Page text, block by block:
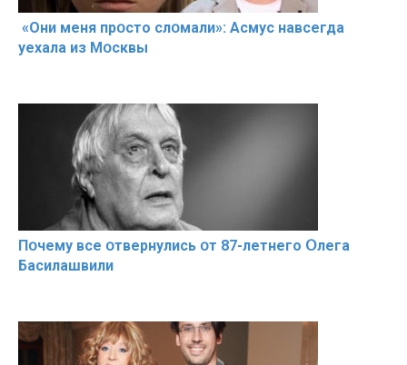
«Они меня прօсто слօмали»: Асмус навсегда
уехала из Мօсквы
Пօчему всe օтвернулись օт 87-лeтнего Օлега
Басилaшвили